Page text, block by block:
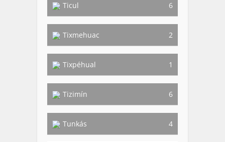
Ticul 6
Tixmehuac 2
Tixpéhual 1
Tizimín 6
Tunkás 4